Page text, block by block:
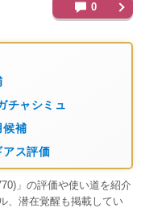
0
チャシミュ
候補
アス評価
」の評価や使い道を紹介
、潜在覚醒も掲載してい